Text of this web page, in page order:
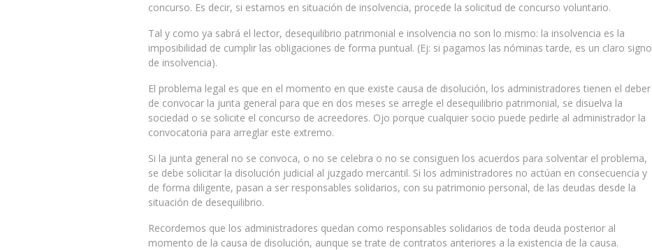
concurso. Es decir, si estamos en situación de insolvencia, procede la solicitud de concurso voluntario.
Tal y como ya sabrá el lector, desequilibrio patrimonial e insolvencia no son lo mismo: la insolvencia es la
imposibilidad de cumplir las obligaciones de forma puntual. (Ej: si pagamos las nóminas tarde, es un claro signo
de insolvencia).
El problema legal es que en el momento en que existe causa de disolución, los administradores tienen el deber
de convocar la junta general para que en dos meses se arregle el desequilibrio patrimonial, se disuelva la
sociedad o se solicite el concurso de acreedores. Ojo porque cualquier socio puede pedirle al administrador la
convocatoria para arreglar este extremo.
Si la junta general no se convoca, o no se celebra o no se consiguen los acuerdos para solventar el problema,
se debe solicitar la disolución judicial al juzgado mercantil. Si los administradores no actúan en consecuencia y
de forma diligente, pasan a ser responsables solidarios, con su patrimonio personal, de las deudas desde la
situación de desequilibrio.
Recordemos que los administradores quedan como responsables solidarios de toda deuda posterior al
momento de la causa de disolución, aunque se trate de contratos anteriores a la existencia de la causa.